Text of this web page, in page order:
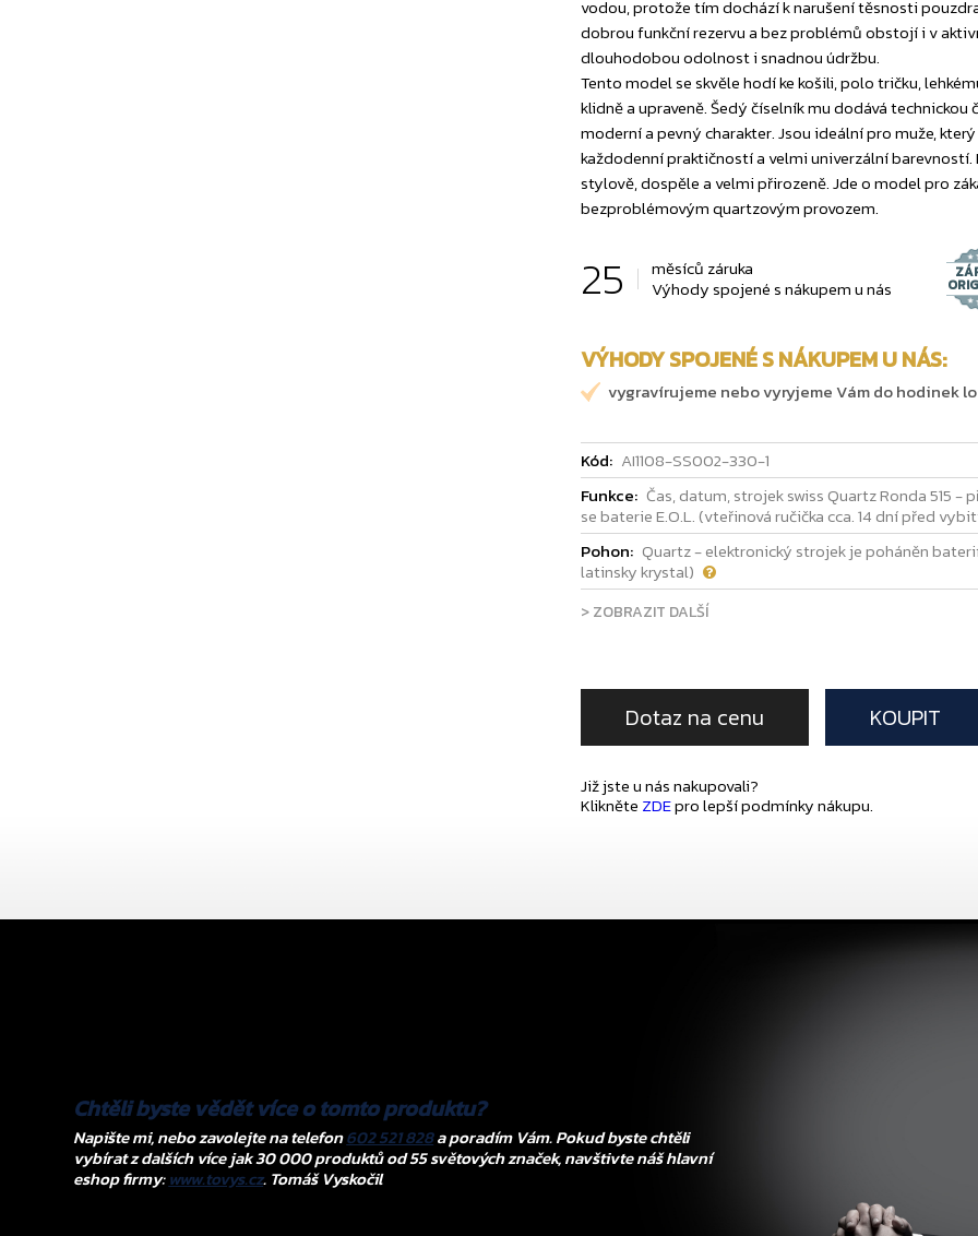
vodou, protože tím dochází k narušení těsnosti
dobrou funkční rezervu a bez problémů obstojí i v
dlouhodobou odolnost i snadnou údržbu.
Tento model se skvěle hodí ke košili, polo tričku,
klidně a upraveně. Šedý číselník mu dodává
moderní a pevný charakter. Jsou ideální pro muže,
každodenní praktičností a velmi univerzální
stylově, dospěle a velmi přirozeně. Jde o model pro
bezproblémovým quartzovým provozem.
25
měsíců záruka
Výhody spojené s nákupem u nás
VÝHODY SPOJENÉ S NÁKUPEM U NÁS:
vygravírujeme nebo vyryjeme Vám do hodinek
Kód: AI1108-SS002-330-1
Funkce: Čas, datum, strojek swiss Quartz Ronda 515
se baterie E.O.L. (vteřinová ručička cca. 14 dní před
Pohon: Quartz - elektronický strojek je poháněn
latinsky krystal)
> ZOBRAZIT DALŠÍ
Dotaz na cenu KOUPIT
Již jste u nás nakupovali?
Klikněte ZDEpro lepší podmínky nákupu.
Chtěli byste vědět více o tomto produktu?
Napište mi, nebo zavolejte na telefon602 521 828a poradím Vám. Pokud byste chtěli
vybírat z dalších více jak 30 000 produktů od 55 světových značek, navštivte náš hlavní
eshop firmy:www.tovys.cz. Tomáš Vyskočil